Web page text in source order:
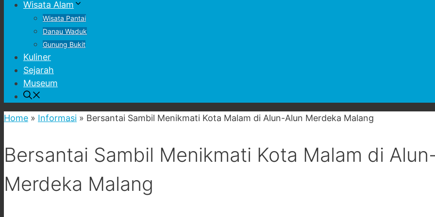
Wisata Alam
Wisata Pantai
Danau Waduk
Gunung Bukit
Kuliner
Sejarah
Museum
Home » Informasi » Bersantai Sambil Menikmati Kota Malam di Alun-Alun Merdeka Malang
Bersantai Sambil Menikmati Kota Malam di
Merdeka Malang